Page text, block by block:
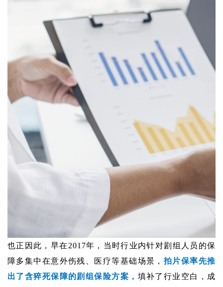
也正因此，早在2017年，当时行业内针对剧组人员的保
障多集中在意外伤残、医疗等基础场景， 拍片保率先推
出了含猝死保障的剧组保险方案， 填补了行业空白，成